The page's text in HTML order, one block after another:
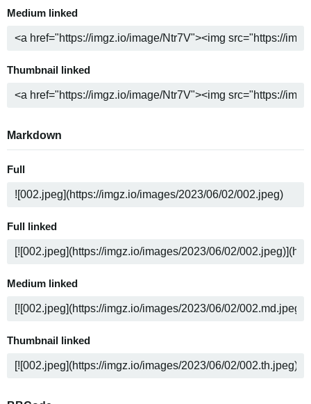
Medium linked
Thumbnail linked
Markdown
Full
Full linked
Medium linked
Thumbnail linked